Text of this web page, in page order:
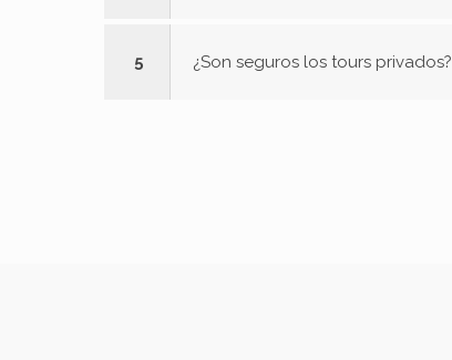
5 ¿Son seguros los tours privados?